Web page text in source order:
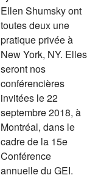
Ellen Shumsky ont
toutes deux une
pratique privée à
New York, NY. Elles
seront nos
conférencières
invitées le 22
septembre 2018, à
Montréal, dans le
cadre de la 15e
Conférence
annuelle du GEI.